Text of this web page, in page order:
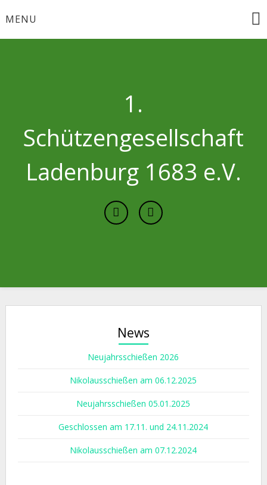
toMENU
1.
Schützengesellschaft
Ladenburg 1683 e.V.
News
Neujahrsschießen 2026
Nikolausschießen am 06.12.2025
Neujahrsschießen 05.01.2025
Geschlossen am 17.11. und 24.11.2024
Nikolausschießen am 07.12.2024